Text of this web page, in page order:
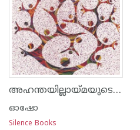
അഹന്തയില്ലായ്മയുടെ മനശാസ്ത്രം
ഓഷോ
Silence Books